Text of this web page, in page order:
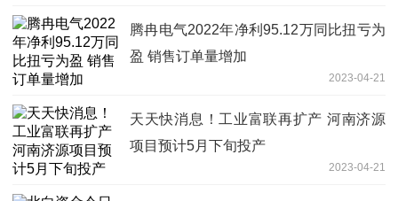
腾冉电气2022年净利95.12万同比扭亏为
盈 销售订单量增加
2023-04-21
天天快消息！工业富联再扩产 河南济源
项目预计5月下旬投产
2023-04-21